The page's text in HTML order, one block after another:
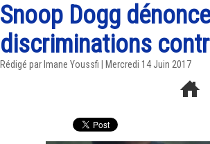
Snoop Dogg
discriminations
Rédigé par Imane Youssfi | Mercredi 14 Juin 2017